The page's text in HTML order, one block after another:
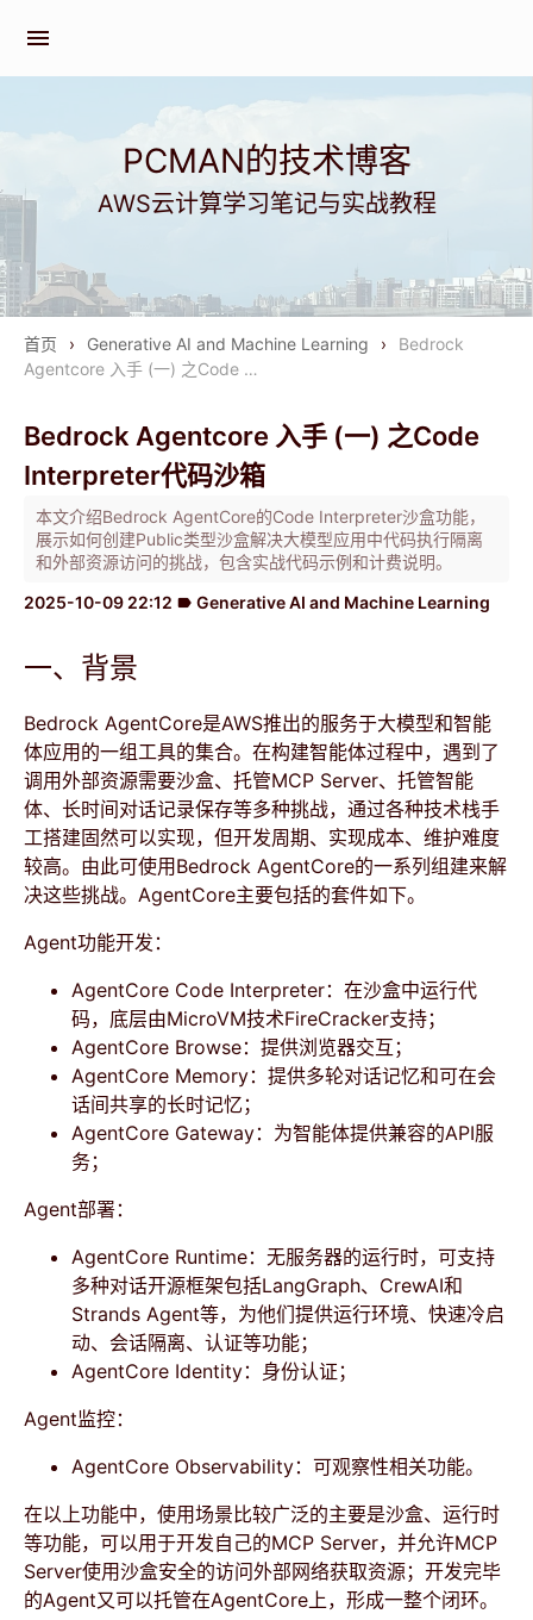
menu
PCMAN的技术博客
AWS云计算学习笔记与实战教程
首页 › Generative AI and Machine Learning ›
Bedrock
Agentcore 入手 (一) 之Code …
Bedrock Agentcore 入手 (一) 之Code
Interpreter代码沙箱
本文介绍Bedrock AgentCore的Code Interpreter沙盒功能，
展示如何创建Public类型沙盒解决大模型应用中代码执行隔离
和外部资源访问的挑战，包含实战代码示例和计费说明。
2025-10-09 22:12 label Generative AI and Machine Learning
一、背景
Bedrock AgentCore是AWS推出的服务于大模型和智能
体应用的一组工具的集合。在构建智能体过程中，遇到了
调用外部资源需要沙盒、托管MCP Server、托管智能
体、长时间对话记录保存等多种挑战，通过各种技术栈手
工搭建固然可以实现，但开发周期、实现成本、维护难度
较高。由此可使用Bedrock AgentCore的一系列组建来解
决这些挑战。AgentCore主要包括的套件如下。
Agent功能开发：
AgentCore Code Interpreter：在沙盒中运行代
码，底层由MicroVM技术FireCracker支持；
AgentCore Browse：提供浏览器交互；
AgentCore Memory：提供多轮对话记忆和可在会
话间共享的长时记忆；
AgentCore Gateway：为智能体提供兼容的API服
务；
Agent部署：
AgentCore Runtime：无服务器的运行时，可支持
多种对话开源框架包括LangGraph、CrewAI和
Strands Agent等，为他们提供运行环境、快速冷启
动、会话隔离、认证等功能；
AgentCore Identity：身份认证；
Agent监控：
AgentCore Observability：可观察性相关功能。
在以上功能中，使用场景比较广泛的主要是沙盒、运行时
等功能，可以用于开发自己的MCP Server，并允许MCP
Server使用沙盒安全的访问外部网络获取资源；开发完毕
的Agent又可以托管在AgentCore上，形成一整个闭环。